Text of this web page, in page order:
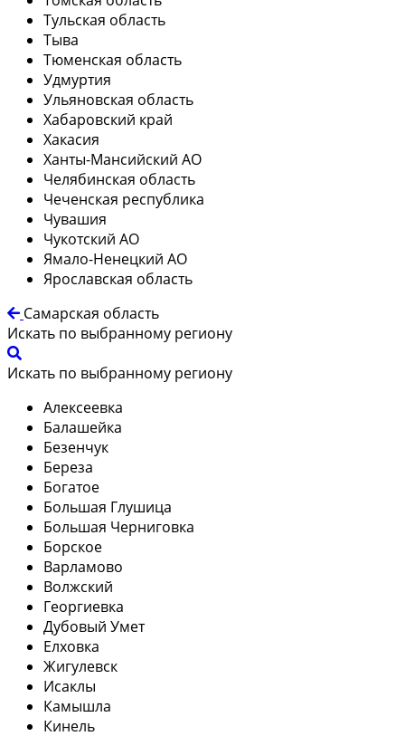
Тульская область
Тыва
Тюменская область
Удмуртия
Ульяновская область
Хабаровский край
Хакасия
Ханты-Мансийский АО
Челябинская область
Чеченская республика
Чувашия
Чукотский АО
Ямало-Ненецкий АО
Ярославская область
Самарская область
Искать по выбранному региону
Искать по выбранному региону
Алексеевка
Балашейка
Безенчук
Береза
Богатое
Большая Глушица
Большая Черниговка
Борское
Варламово
Волжский
Георгиевка
Дубовый Умет
Елховка
Жигулевск
Исаклы
Камышла
Кинель